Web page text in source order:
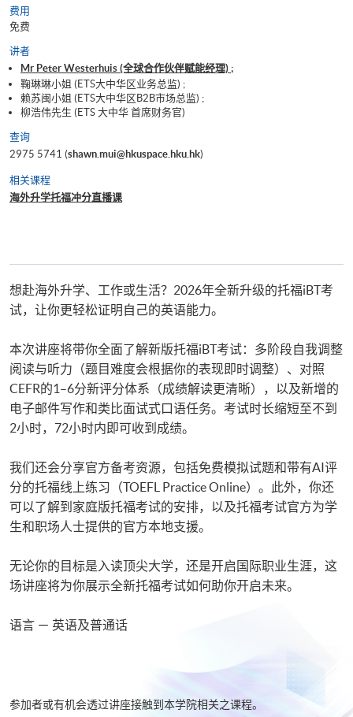
费用
免费
讲者
Mr Peter Westerhuis (全球合作伙伴赋能经理) ;
鞠琳琳小姐 (ETS大中华区业务总监) ;
赖苏闽小姐 (ETS大中华区B2B市场总监) ;
柳浩伟先生 (ETS 大中华 首席财务官)
查询
2975 5741 (shawn.mui@hkuspace.hku.hk)
相关课程
海外升学托福冲分直播课
想赴海外升学、工作或生活？2026年全新升级的托福iBT考
试，让你更轻松证明自己的英语能力。
本次讲座将带你全面了解新版托福iBT考试：多阶段自我调整
阅读与听力（题目难度会根据你的表现即时调整）、对照
CEFR的1–6分新评分体系（成绩解读更清晰），以及新增的
电子邮件写作和类比面试式口语任务。考试时长缩短至不到
2小时，72小时内即可收到成绩。
我们还会分享官方备考资源，包括免费模拟试题和带有AI评
分的托福线上练习（TOEFL Practice Online）。此外，你还
可以了解到家庭版托福考试的安排，以及托福考试官方为学
生和职场人士提供的官方本地支援。
无论你的目标是入读顶尖大学，还是开启国际职业生涯，这
场讲座将为你展示全新托福考试如何助你开启未来。
语言 － 英语及普通话
参加者或有机会透过讲座接触到本学院相关之课程。